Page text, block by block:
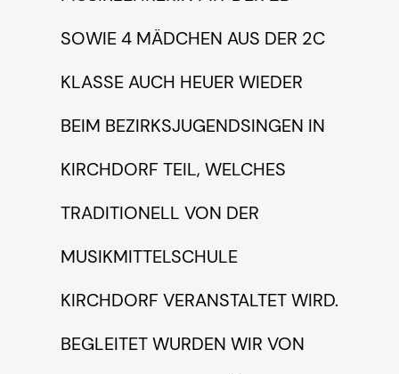
OWIE 4 MÄDCHEN AUS DER 2C K
LASSE AUCH HEUER WIEDER B
EIM BEZIRKSJUGENDSINGEN IN K
IRCHDORF TEIL, WELCHES T
RADITIONELL VON DER M
USIKMITTELSCHULE K
IRCHDORF VERANSTALTET WIRD. B
EGLEITET WURDEN WIR VON D